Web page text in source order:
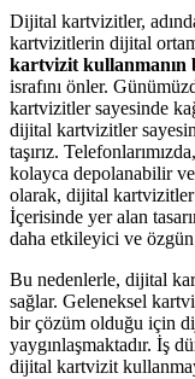
Dijital kartvizitler,
kartvizitlerin dijital
kartvizit kullanmanın
israfını önler.
kartvizitler sayesinde
dijital kartvizitler
taşırız.
kolayca depolanabilir
olarak, dijital kartvizitler
İçerisinde yer alan
daha etkileyici ve
Bu nedenlerle, dijital
sağlar. Geleneksel
bir çözüm olduğu için
yaygınlaşmaktadır. İş
dijital kartvizit